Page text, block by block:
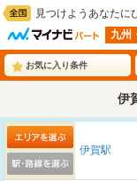
見つけようあなたに
九州
お気に入り条件
伊
伊賀駅